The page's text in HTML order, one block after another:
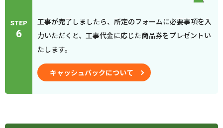
STEP
6
工事が完了しましたら、所定のフォームに必要事項を入
力いただくと、工事代金に応じた商品券をプレゼントい
たします。
キャッシュバックについて